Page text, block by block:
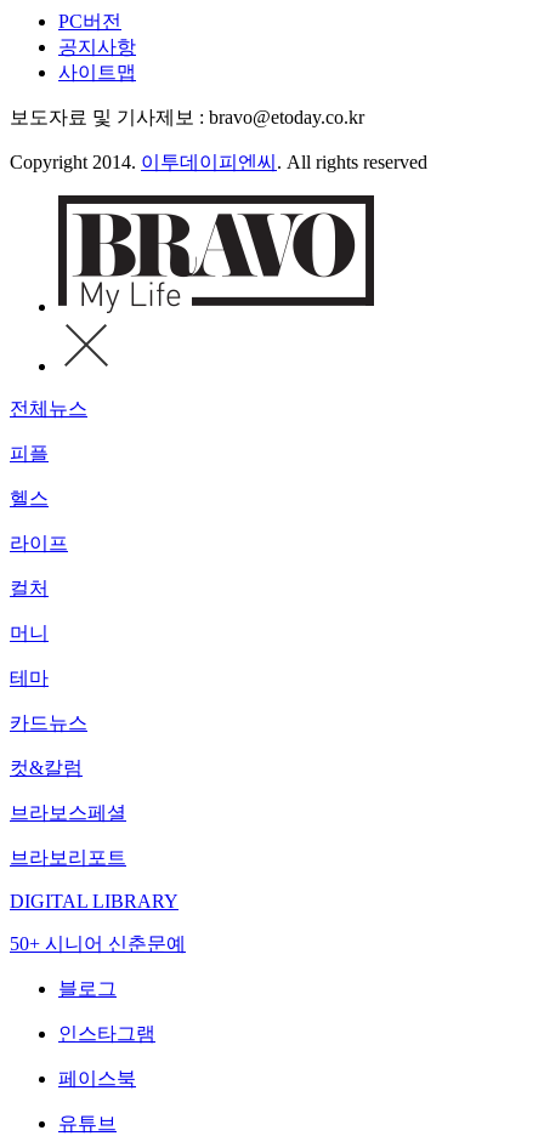
PC버전
공지사항
사이트맵
보도자료 및 기사제보 : bravo@etoday.co.kr
Copyright 2014. 이투데이피엔씨 . All rights reserved
전체뉴스
피플
헬스
라이프
컬처
머니
테마
카드뉴스
컷&칼럼
브라보스페셜
브라보리포트
DIGITAL LIBRARY
50+ 시니어 신춘문예
블로그
인스타그램
페이스북
유튜브